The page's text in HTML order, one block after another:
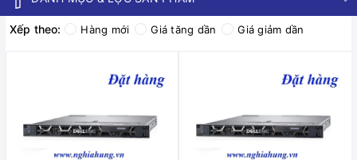
Xếp theo: Hàng mới Giá tăng dần Giá giảm dần